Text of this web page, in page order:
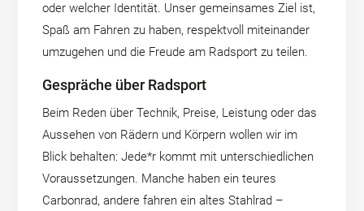
oder welcher Identität. Unser gemeinsames Ziel ist,
Spaß am Fahren zu haben, respektvoll miteinander
umzugehen und die Freude am Radsport zu teilen.
Gespräche über Radsport
Beim Reden über Technik, Preise, Leistung oder das
Aussehen von Rädern und Körpern wollen wir im
Blick behalten: Jede*r kommt mit unterschiedlichen
Voraussetzungen. Manche haben ein teures
Carbonrad, andere fahren ein altes Stahlrad –